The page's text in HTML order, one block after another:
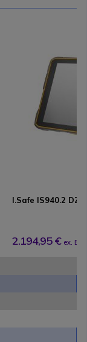
I.Safe IS940.2 DZ2
2.194,95 € ex.